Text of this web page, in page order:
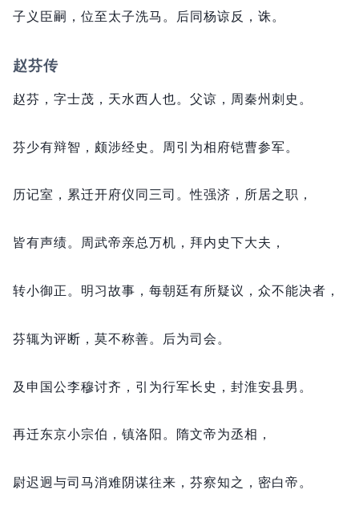
子义臣嗣， 位至太子洗马。 后同杨谅反， 诛。
赵芬传
赵芬， 字士茂， 天水西人也。 父谅， 周秦州刺史。
芬少有辩智， 颇涉经史。 周引为相府铠曹参军。
历记室， 累迁开府仪同三司。性强济， 所居之职，
皆有声绩。 周武帝亲总万机， 拜内史下大夫，
转小御正。 明习故事， 每朝廷有所疑议， 众不能决者，
芬辄为评断， 莫不称善。 后为司会。
及申国公李穆讨齐， 引为行军长史， 封淮安县男。
再迁东京小宗伯， 镇洛阳。 隋文帝为丞相，
尉迟迥与司马消难阴谋往来， 芬察知之， 密白帝。